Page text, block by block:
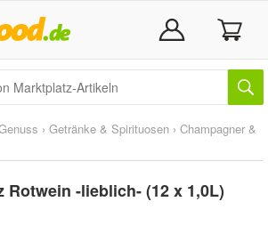
› Getränke & Spirituosen › Champagner &
Rotwein -lieblich- (12 x 1,0L)